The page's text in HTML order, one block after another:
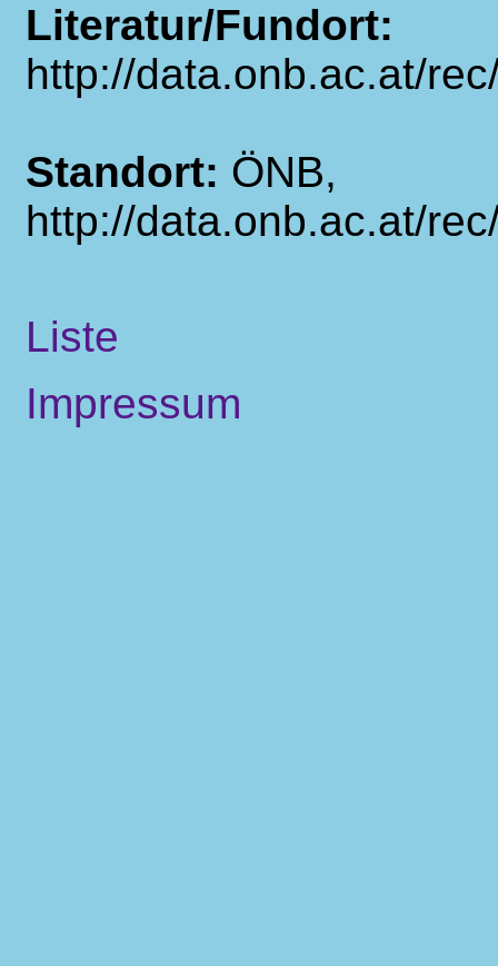
Literatur/Fundort:
http://data.onb.ac.at/
Standort: ÖNB,
http://data.onb.ac.at/
Liste
Impressum